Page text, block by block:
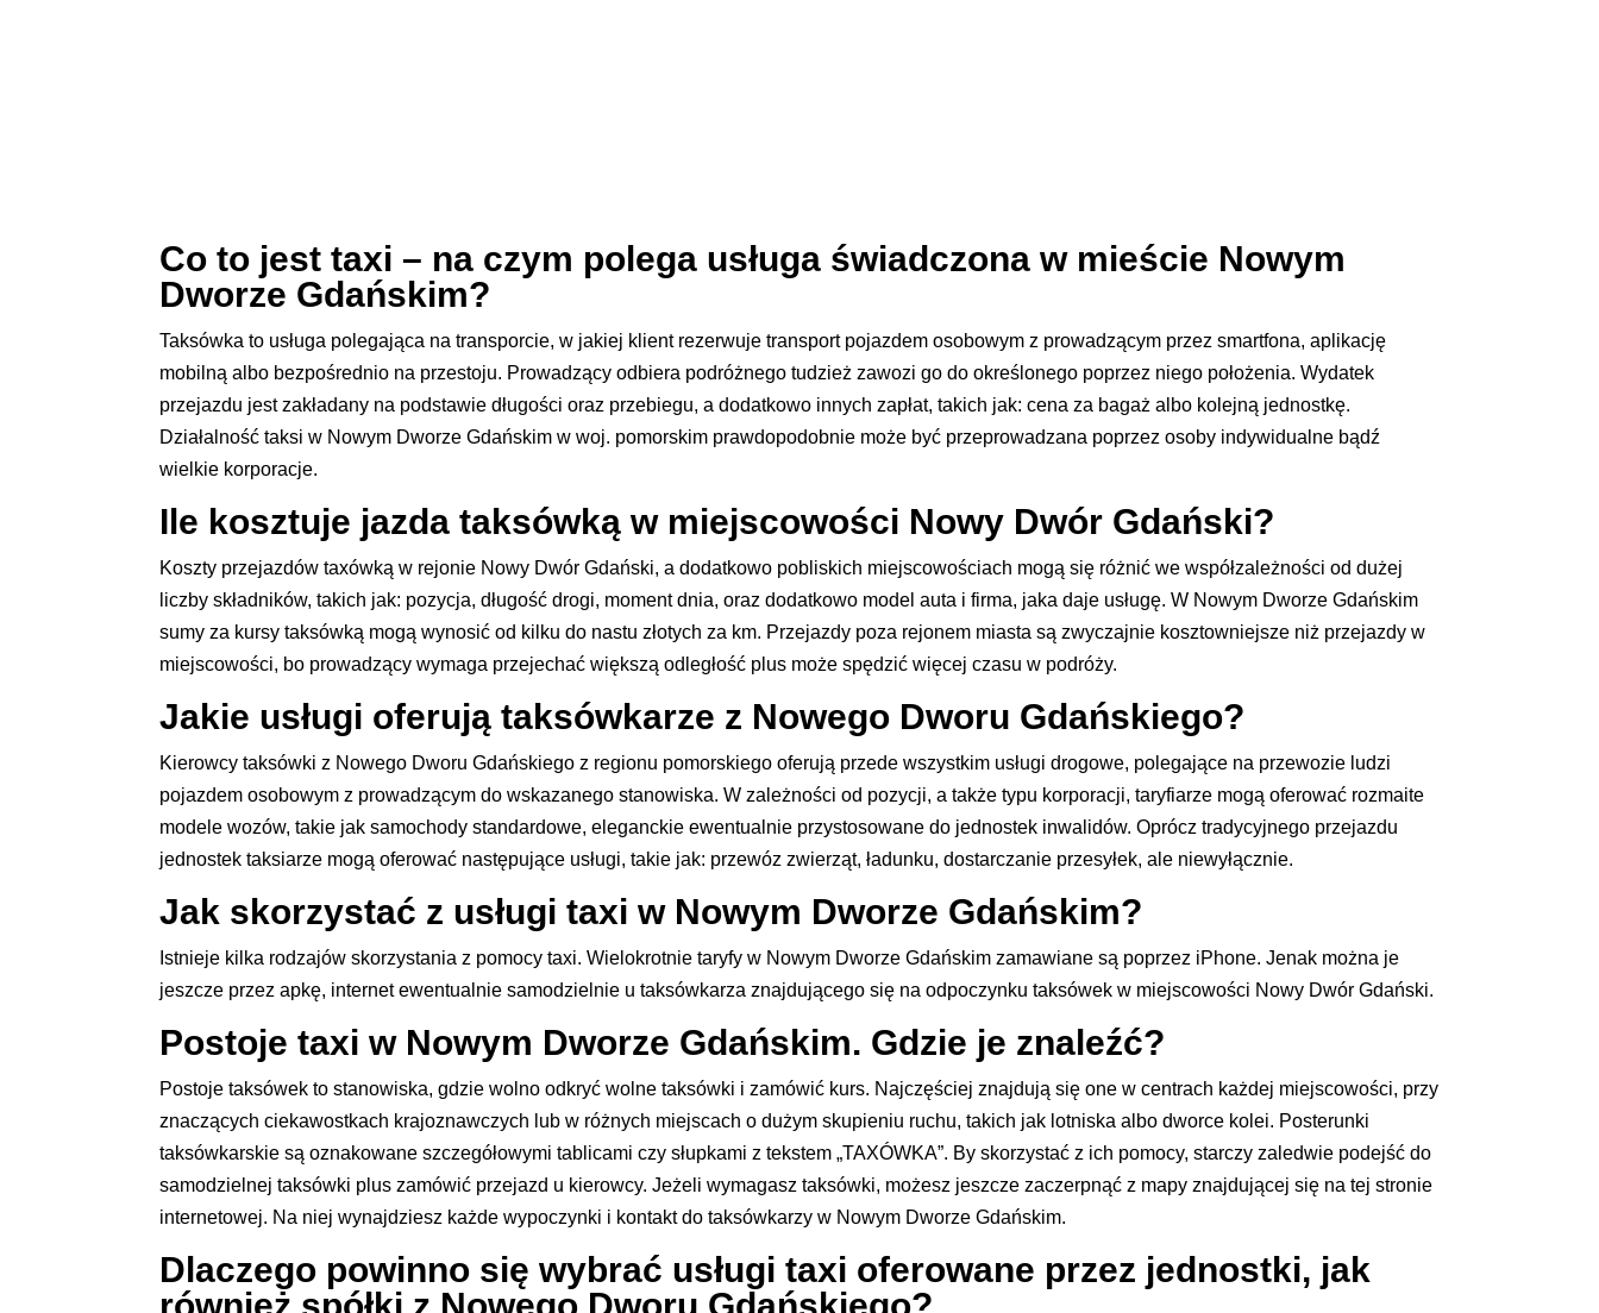
Co to jest taxi – na czym polega usługa świadczona w mieście Nowym
Dworze Gdańskim?
Taksówka to usługa polegająca na transporcie, w jakiej klient rezerwuje transport pojazdem osobowym z prowadzącym przez smartfona, aplikację
mobilną albo bezpośrednio na przestoju. Prowadzący odbiera podróżnego tudzież zawozi go do określonego poprzez niego położenia. Wydatek
przejazdu jest zakładany na podstawie długości oraz przebiegu, a dodatkowo innych zapłat, takich jak: cena za bagaż albo kolejną jednostkę.
Działalność taksi w Nowym Dworze Gdańskim w woj. pomorskim prawdopodobnie może być przeprowadzana poprzez osoby indywidualne bądź
wielkie korporacje.
Ile kosztuje jazda taksówką w miejscowości Nowy Dwór Gdański?
Koszty przejazdów taxówką w rejonie Nowy Dwór Gdański, a dodatkowo pobliskich miejscowościach mogą się różnić we współzależności od dużej
liczby składników, takich jak: pozycja, długość drogi, moment dnia, oraz dodatkowo model auta i firma, jaka daje usługę. W Nowym Dworze Gdańskim
sumy za kursy taksówką mogą wynosić od kilku do nastu złotych za km. Przejazdy poza rejonem miasta są zwyczajnie kosztowniejsze niż przejazdy w
miejscowości, bo prowadzący wymaga przejechać większą odległość plus może spędzić więcej czasu w podróży.
Jakie usługi oferują taksówkarze z Nowego Dworu Gdańskiego?
Kierowcy taksówki z Nowego Dworu Gdańskiego z regionu pomorskiego oferują przede wszystkim usługi drogowe, polegające na przewozie ludzi
pojazdem osobowym z prowadzącym do wskazanego stanowiska. W zależności od pozycji, a także typu korporacji, taryfiarze mogą oferować rozmaite
modele wozów, takie jak samochody standardowe, eleganckie ewentualnie przystosowane do jednostek inwalidów. Oprócz tradycyjnego przejazdu
jednostek taksiarze mogą oferować następujące usługi, takie jak: przewóz zwierząt, ładunku, dostarczanie przesyłek, ale niewyłącznie.
Jak skorzystać z usługi taxi w Nowym Dworze Gdańskim?
Istnieje kilka rodzajów skorzystania z pomocy taxi. Wielokrotnie taryfy w Nowym Dworze Gdańskim zamawiane są poprzez iPhone. Jenak można je
jeszcze przez apkę, internet ewentualnie samodzielnie u taksówkarza znajdującego się na odpoczynku taksówek w miejscowości Nowy Dwór Gdański.
Postoje taxi w Nowym Dworze Gdańskim. Gdzie je znaleźć?
Postoje taksówek to stanowiska, gdzie wolno odkryć wolne taksówki i zamówić kurs. Najczęściej znajdują się one w centrach każdej miejscowości, przy
znaczących ciekawostkach krajoznawczych lub w różnych miejscach o dużym skupieniu ruchu, takich jak lotniska albo dworce kolei. Posterunki
taksówkarskie są oznakowane szczegółowymi tablicami czy słupkami z tekstem „TAXÓWKA”. By skorzystać z ich pomocy, starczy zaledwie podejść do
samodzielnej taksówki plus zamówić przejazd u kierowcy. Jeżeli wymagasz taksówki, możesz jeszcze zaczerpnąć z mapy znajdującej się na tej stronie
internetowej. Na niej wynajdziesz każde wypoczynki i kontakt do taksówkarzy w Nowym Dworze Gdańskim.
Dlaczego powinno się wybrać usługi taxi oferowane przez jednostki, jak
również spółki z Nowego Dworu Gdańskiego?